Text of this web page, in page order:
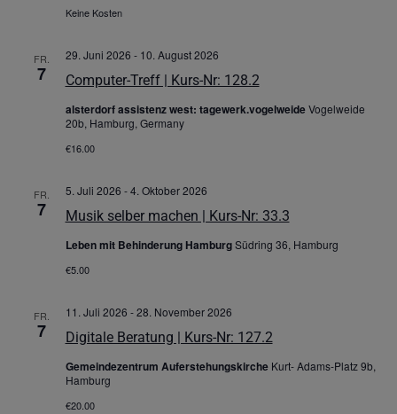
Keine Kosten
FR.
7 Computer-Treff | Kurs-Nr: 128.2
29. Juni 2026 - 10. August 2026
alsterdorf assistenz west: tagewerk.vogelweideVogelweide
20b, Hamburg, Germany
€16.00
FR.
7 Musik selber machen | Kurs-Nr: 33.3
5. Juli 2026 -4. Oktober 2026
Leben mit Behinderung HamburgSüdring 36, Hamburg
€5.00
FR.
7 Digitale Beratung | Kurs-Nr: 127.2
11. Juli 2026 -28. November 2026
Gemeindezentrum Auferstehungskirche Kurt- Adams-Platz 9b,
Hamburg
€20.00